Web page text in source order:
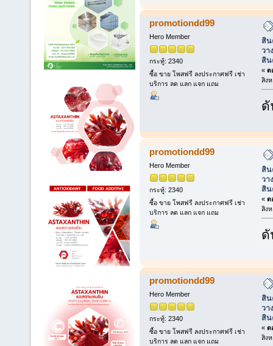
promotiondd99
Hero Member
กระทู้: 2340
ซื้อ ขาย โพสฟรี ลงประกาศฟรี เช่า
บริการ ลด แลก แจก แถม
สิน
วา
สิน
« ต
สิง
ดั
promotiondd99
Hero Member
กระทู้: 2340
ซื้อ ขาย โพสฟรี ลงประกาศฟรี เช่า
บริการ ลด แลก แจก แถม
สิน
วา
สิน
« ต
สิง
ดั
promotiondd99
Hero Member
กระทู้: 2340
ซื้อ ขาย โพสฟรี ลงประกาศฟรี เช่า
บริการ ลด แลก แจก แถม
สิน
วา
สิน
« ต
สิง